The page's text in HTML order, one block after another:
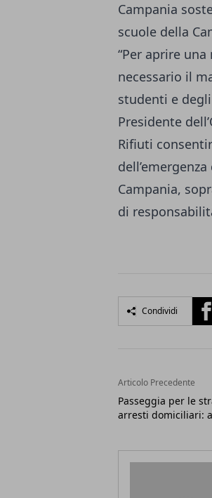
Campania
scuole della
“Per aprire
necessario il
studenti e
Presidente
Rifiuti
Campania,
di
Condividi
Articolo Precedente
Passeggia per le
arresti domiciliari: